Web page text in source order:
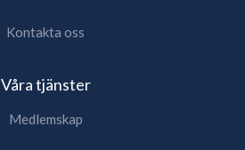
Kontakta oss
Våra tjänster
Medlemskap